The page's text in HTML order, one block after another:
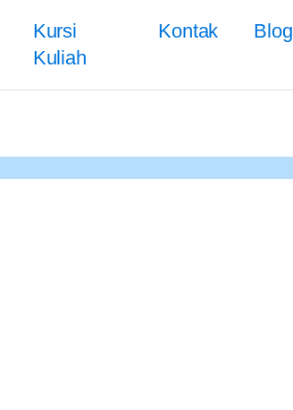
Kursi
Kuliah
Kontak Blog